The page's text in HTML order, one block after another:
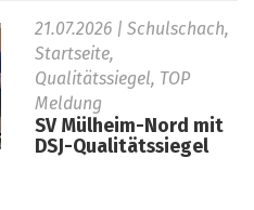
21.07.2026 | Schulschach,
Startseite,
Qualitätssiegel, TOP
Meldung
SV Mülheim-Nord mit
DSJ-Qualitätssiegel